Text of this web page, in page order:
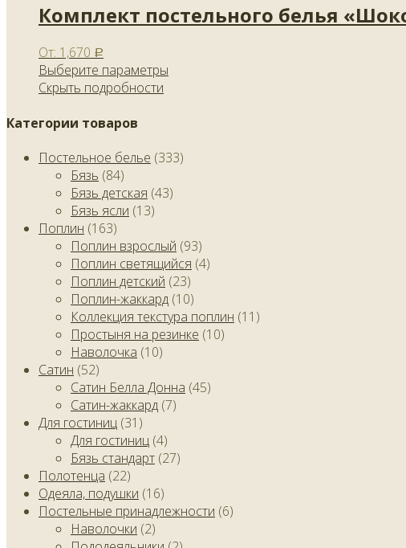
Комплект постельного белья
От: 1,670 Р
Выберите параметры
Скрыть подробности
Категории товаров
Постельное белье (333)
Бязь (84)
Бязь детская (43)
Бязь ясли (13)
Поплин (163)
Поплин взрослый (93)
Поплин светящийся (4)
Поплин детский (23)
Поплин-жаккард (10)
Коллекция текстура поплин (11)
Простыня на резинке (10)
Наволочка (10)
Сатин (52)
Сатин Белла Донна (45)
Сатин-жаккард (7)
Для гостиниц (31)
Для гостиниц (4)
Бязь стандарт (27)
Полотенца (22)
Одеяла, подушки (16)
Постельные принадлежности (6)
Наволочки (2)